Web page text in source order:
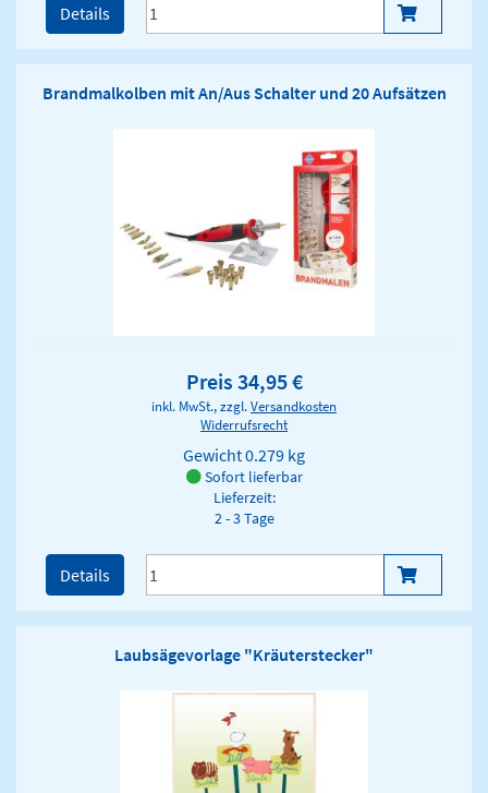
Details
Brandmalkolben mit An/Aus Schalter und 20 Aufsätzen
Preis 34,95 €
inkl. MwSt., zzgl.Versandkosten
Widerrufsrecht
Gewicht0.279 kg
Sofort lieferbar
Lieferzeit:
2 - 3 Tage
Details
Laubsägevorlage "Kräuterstecker"